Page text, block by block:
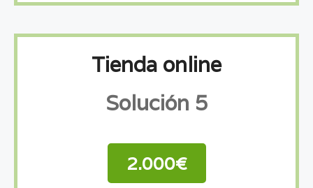
Tienda online
Solución 5
2.000€